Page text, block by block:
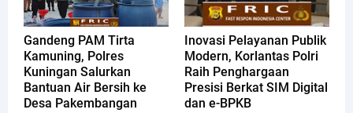
Gandeng PAM Tirta
Kamuning, Polres
Kuningan Salurkan
Bantuan Air Bersih ke
Desa Pakembangan
Inovasi Pelayanan Publik
Modern, Korlantas Polri
Raih Penghargaan
Presisi Berkat SIM Digital
dan e-BPKB